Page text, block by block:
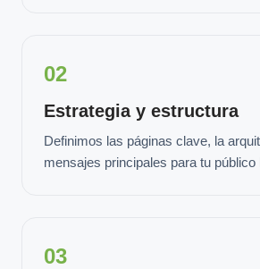
02
Estrategia y estructura
Definimos las páginas clave, la
mensajes principales para tu público
03